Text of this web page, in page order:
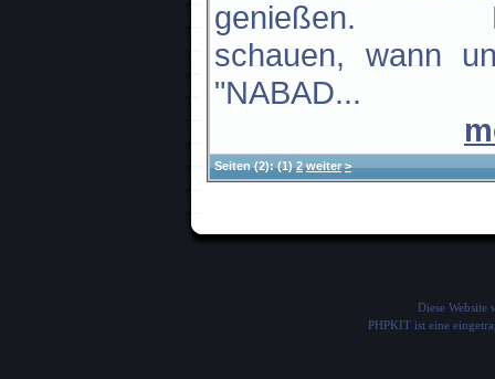
genießen.
schauen, wann
"NABAD...
Seiten(2):(1) 2 weiter >
Diese Website
PHPKIT ist eine